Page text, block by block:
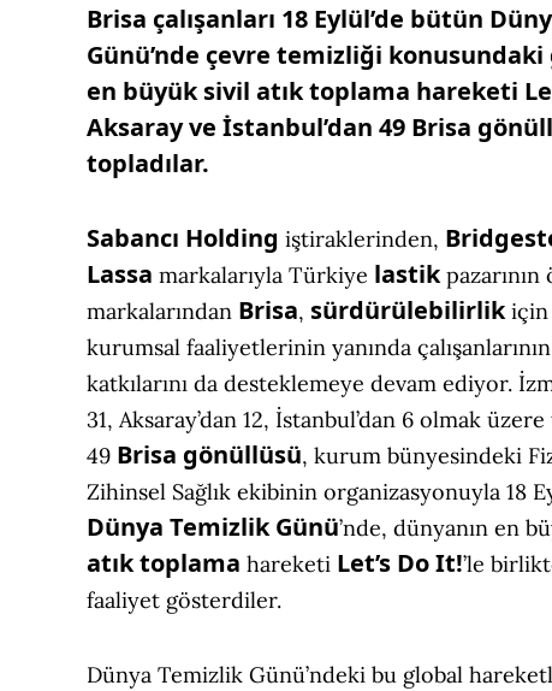
Brisa çalışanları 18 Eylül’de bütün
Günü’nde çevre temizliği
en büyük sivil atık toplama hareketi
Aksaray ve İstanbul’dan 49 Brisa
topladılar.
Sabancı Holding iştiraklerinden,
Lassa markalarıyla Türkiye lastik pazarının
markalarından Brisa, sürdürülebilirlik için
kurumsal faaliyetlerinin yanında
katkılarını da desteklemeye devam ediyor.
31, Aksaray’dan 12, İstanbul’dan 6 olmak
49 Brisa gönüllüsü, kurum bünyesindeki
Zihinsel Sağlık ekibinin organizasyonuyla 18
Dünya Temizlik Günü’nde, dünyanın en
atık toplama hareketi Let’s Do It!’le
faaliyet gösterdiler.
Dünya Temizlik Günü’ndeki bu global